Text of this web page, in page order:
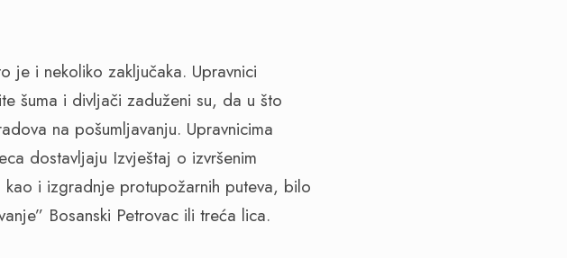
je i nekoliko zaključaka. Upravnici
šuma i divljači zaduženi su, da u što
na pošumljavanju. Upravnicima
dostavljaju Izvještaj o izvršenim
i izgradnje protupožarnih puteva, bilo
Bosanski Petrovac ili treća lica.